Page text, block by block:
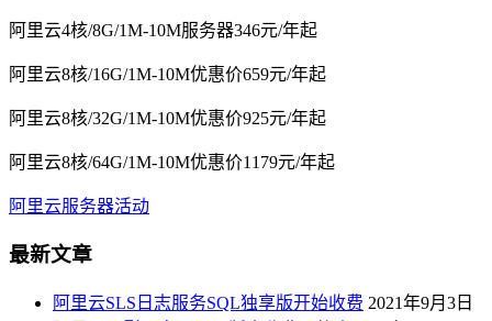
阿里云4核/8G/1M-10M服务器346元/年起
阿里云8核/16G/1M-10M优惠价659元/年起
阿里云8核/32G/1M-10M优惠价925元/年起
阿里云8核/64G/1M-10M优惠价1179元/年起
阿里云服务器活动
最新文章
阿里云SLS日志服务SQL独享版开始收费 2021年9月3日